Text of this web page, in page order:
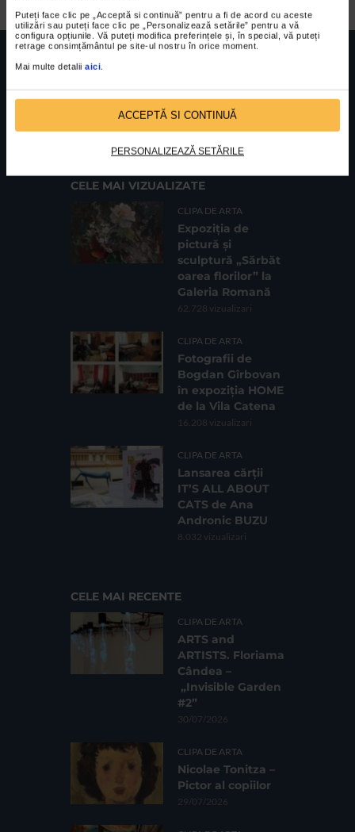
Puteți face clic pe „Acceptă si continuă” pentru a fi de acord cu aceste
utilizări sau puteți face clic pe „Personalizează setările” pentru a vă
configura opțiunile. Vă puteți modifica preferințele și, în special, vă puteți
retrage consimțământul pe site-ul nostru în orice moment.
Mai multe detalii aici
ACCEPTĂ SI CONTINUĂ
PERSONALIZEAZĂ SETĂRILE
FUNDATIA FILDAS ARTNr inreg registrul special: 4 PJ/ 29.01.2013
Sc. 4, Ap. 197, Sector 2
CELE MAI VIZUALIZATE
CLIPA DE ARTA
Expoziția de
pictură și
sculptură „Sărbăt
oarea florilor” la
Galeria Romană
62.728 vizualizari
CLIPA DE ARTA
Fotografii de
Bogdan Gîrbovan
în expoziția HOME
de la Vila Catena
16.208 vizualizari
CLIPA DE ARTA
Lansarea cărții
IT’S ALL ABOUT
CATS de Ana
Andronic BUZU
8.032 vizualizari
CELE MAI RECENTE
CLIPA DE ARTA
ARTS and
ARTISTS. Floriama
Cândea –
„Invisible Garden
#2”
30/07/2026
CLIPA DE ARTA
Nicolae Tonitza –
Pictor al copiilor
29/07/2026